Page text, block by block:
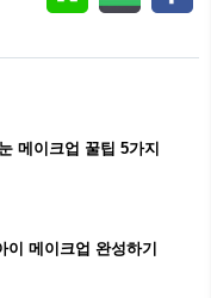
메이크업 꿀팁 5가지
메이크업 완성하기